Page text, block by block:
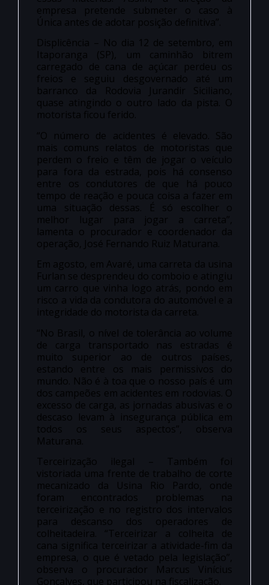
empresa pretende submeter o caso à
Única antes de adotar posição definitiva”.
Displicência – No dia 12 de setembro, em
Itaporanga (SP), um caminhão bitrem
carregado de cana de açúcar perdeu os
freios e seguiu desgovernado até um
barranco da Rodovia Jurandir Siciliano,
quase atingindo o outro lado da pista. O
motorista ficou ferido.
“O número de acidentes é elevado. São
mais comuns relatos de motoristas que
perdem o freio e têm de jogar o veículo
para fora da estrada, pois há consenso
entre os condutores de que há pouco
tempo de reação e pouca coisa a fazer em
uma situação dessas. É só escolher o
melhor lugar para jogar a carreta”,
lamenta o procurador e coordenador da
operação, José Fernando Ruiz Maturana.
Em agosto, em Avaré, uma carreta da usina
Furlan se desprendeu do comboio e atingiu
um carro que vinha logo atrás, pondo em
risco a vida da condutora do automóvel e a
integridade do motorista da carreta.
“No Brasil, o nível de tolerância ao volume
de carga transportado nas estradas é
muito superior ao de outros países,
estando entre os mais permissivos do
mundo. Não é à toa que o nosso país é um
dos campeões em acidentes em rodovias. O
excesso de carga, as jornadas abusivas e o
descaso levam à insegurança pública em
todos os seus aspectos”, observa
Maturana.
Terceirização ilegal – Também foi
vistoriada uma frente de trabalho de corte
mecanizado da Usina Rio Pardo, onde
foram encontrados problemas na
terceirização e no registro dos intervalos
para descanso dos operadores de
colheitadeira. “Terceirizar a colheita de
cana significa terceirizar a atividade-fim da
empresa, o que é vetado pela legislação”,
observa o procurador Marcus Vinícius
Gonçalves, que participou na fiscalização.